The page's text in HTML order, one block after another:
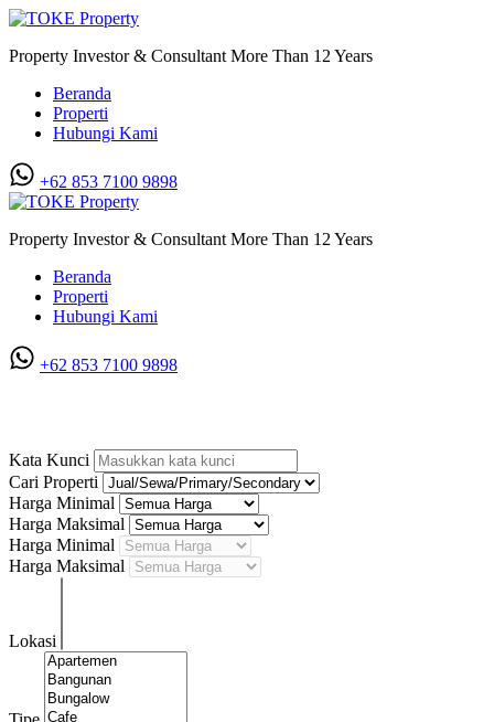
Property Investor & Consultant More Than 12 Years
Beranda
Properti
Hubungi Kami
+62 853 7100 9898‬
Property Investor & Consultant More Than 12 Years
Beranda
Properti
Hubungi Kami
+62 853 7100 9898‬
Kata Kunci
Cari Properti
Harga Minimal
Harga Maksimal
Harga Minimal
Harga Maksimal
Lokasi